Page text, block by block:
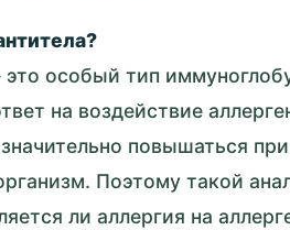
особый тип
на воздействие
повышаться
Поэтому такой
ли аллергия на